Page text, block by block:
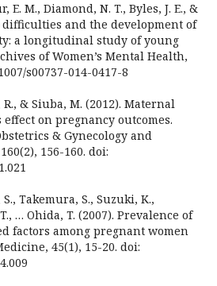
E. M., Diamond, N. T., Byles, J. E., &
difficulties and the development of
a longitudinal study of young
of Women’s Mental Health,
s00737-014-0417-8
& Siuba, M. (2012). Maternal
on pregnancy outcomes.
& Gynecology and
156-160. doi:
Takemura, S., Suzuki, K.,
… Ohida, T. (2007). Prevalence of
factors among pregnant women
45(1), 15-20. doi: